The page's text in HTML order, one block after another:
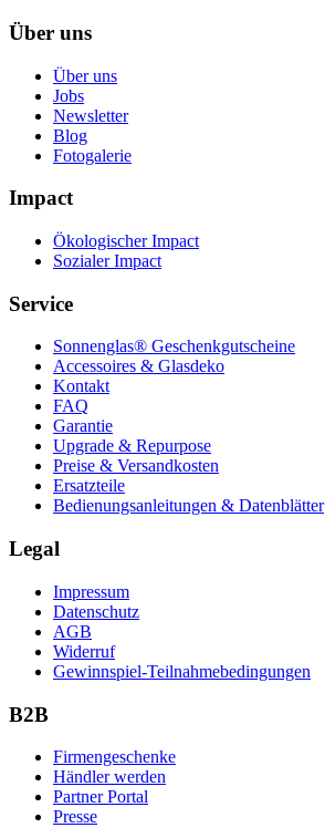
Über uns
Über uns
Jobs
Newsletter
Blog
Fotogalerie
Impact
Ökologischer Impact
Sozialer Impact
Service
Sonnenglas® Geschenkgutscheine
Accessoires & Glasdeko
Kontakt
FAQ
Garantie
Upgrade & Repurpose
Preise & Versandkosten
Ersatzteile
Bedienungsanleitungen & Datenblätter
Legal
Impressum
Datenschutz
AGB
Widerruf
Gewinnspiel-Teilnahmebedingungen
B2B
Firmengeschenke
Händler werden
Partner Portal
Presse